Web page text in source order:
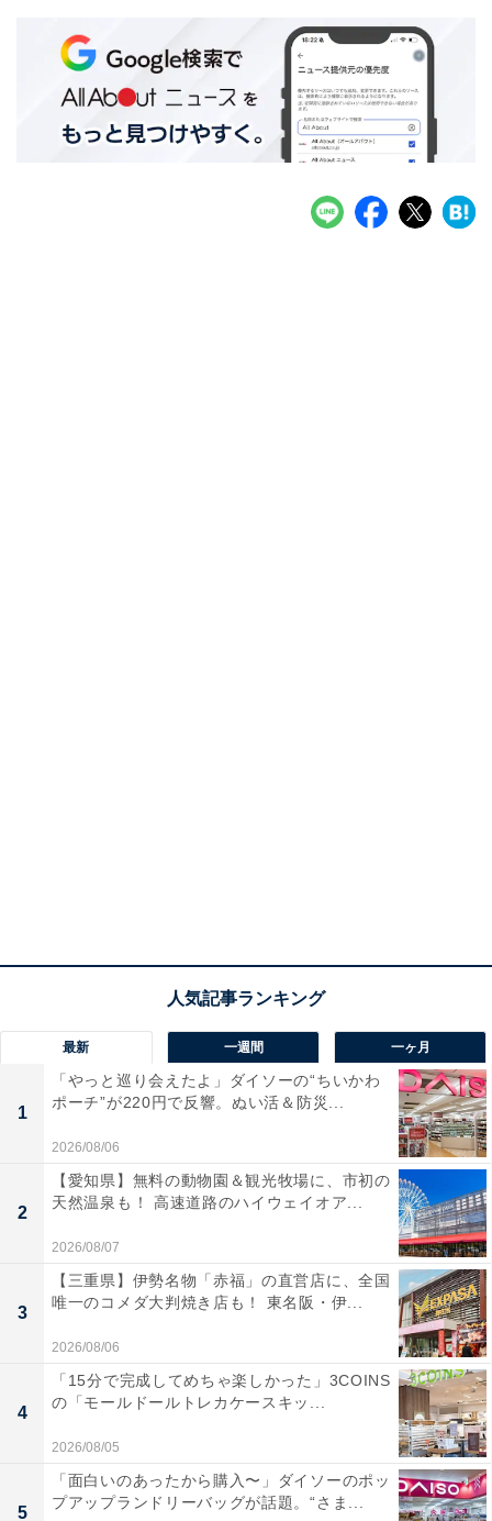
最新 一週間 一ヶ月
1
「やっと巡り会えたよ」ダイソーの“ちいかわ
ポーチ”が220円で反響。ぬい活＆防災...
2026/08/06
2
【愛知県】無料の動物園＆観光牧場に、市初の
天然温泉も！ 高速道路のハイウェイオア...
2026/08/07
3
【三重県】伊勢名物「赤福」の直営店に、全国
唯一のコメダ大判焼き店も！ 東名阪・伊...
2026/08/06
4
「15分で完成してめちゃ楽しかった」3COINS
の「モールドールトレカケースキッ...
2026/08/05
5
「面白いのあったから購入〜」ダイソーのポッ
プアップランドリーバッグが話題。“さま...